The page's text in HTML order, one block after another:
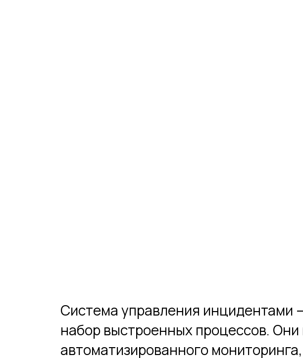
Система управления инцидентами
набор выстроенных процессов.
автоматизированного